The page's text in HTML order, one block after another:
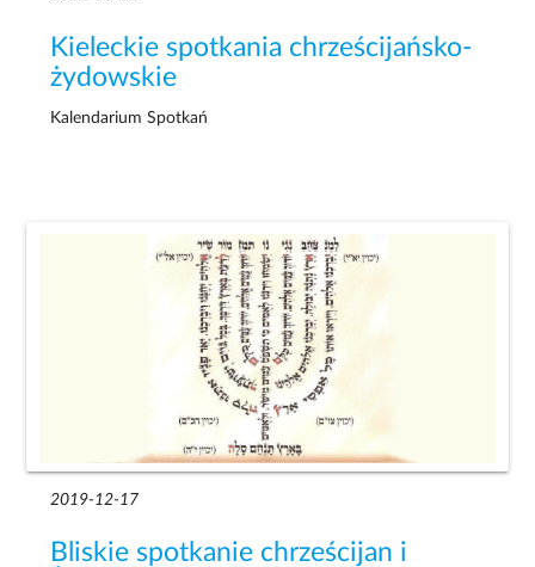
Kieleckie spotkania chrześcijańsko-
żydowskie
Kalendarium Spotkań
2019-12-17
Bliskie spotkanie chrześcijan i